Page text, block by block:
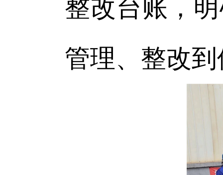
整改台账，
管理、整改